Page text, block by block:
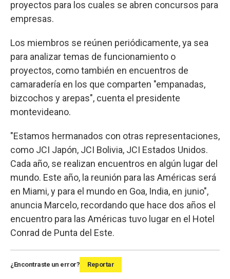
proyectos para los cuales se abren concursos para
empresas.
Los miembros se reúnen periódicamente, ya sea
para analizar temas de funcionamiento o
proyectos, como también en encuentros de
camaradería en los que comparten "empanadas,
bizcochos y arepas", cuenta el presidente
montevideano.
"Estamos hermanados con otras representaciones,
como JCI Japón, JCI Bolivia, JCI Estados Unidos.
Cada año, se realizan encuentros en algún lugar del
mundo. Este año, la reunión para las Américas será
en Miami, y para el mundo en Goa, India, en junio",
anuncia Marcelo, recordando que hace dos años el
encuentro para las Américas tuvo lugar en el Hotel
Conrad de Punta del Este.
¿Encontraste un error? Reportar